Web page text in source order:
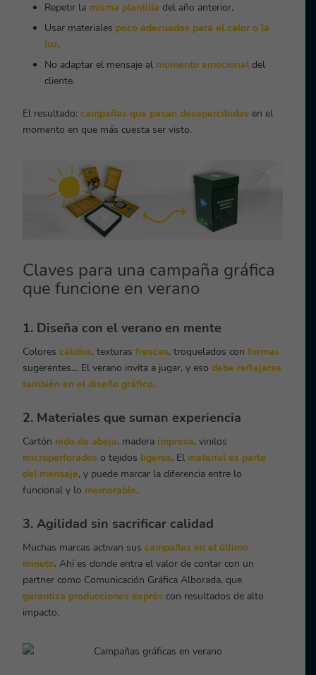
Repetir la misma plantilla del año anterior.
Usar materiales poco adecuados para el calor o la
luz.
No adaptar el mensaje al momento emocionaldel
cliente.
El resultado:campañas que pasan desapercibidas en el
momento en que más cuesta ser visto.
Claves para una campaña gráfica
que funcione en verano
1. Diseña con el verano en mente
Colorescálidos, texturasfrescas, troquelados conformas
sugerentes… El verano invita a jugar, y eso debe reflejarse
también en el diseño gráfico.
2. Materiales que suman experiencia
Cartón nido de abeja, madera impresa, vinilos
microperforados o tejidos ligeros. El material es parte
del mensaje, y puede marcar la diferencia entre lo
funcional y lo memorable.
3. Agilidad sin sacrificar calidad
Muchas marcas activan sus campañas en el último
minuto. Ahí es donde entra el valor de contar con un
partner como Comunicación Gráfica Alborada, que
garantiza producciones exprés con resultados de alto
impacto.